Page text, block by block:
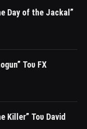
Day of the Jackal”
Του FX
Killer” Του David